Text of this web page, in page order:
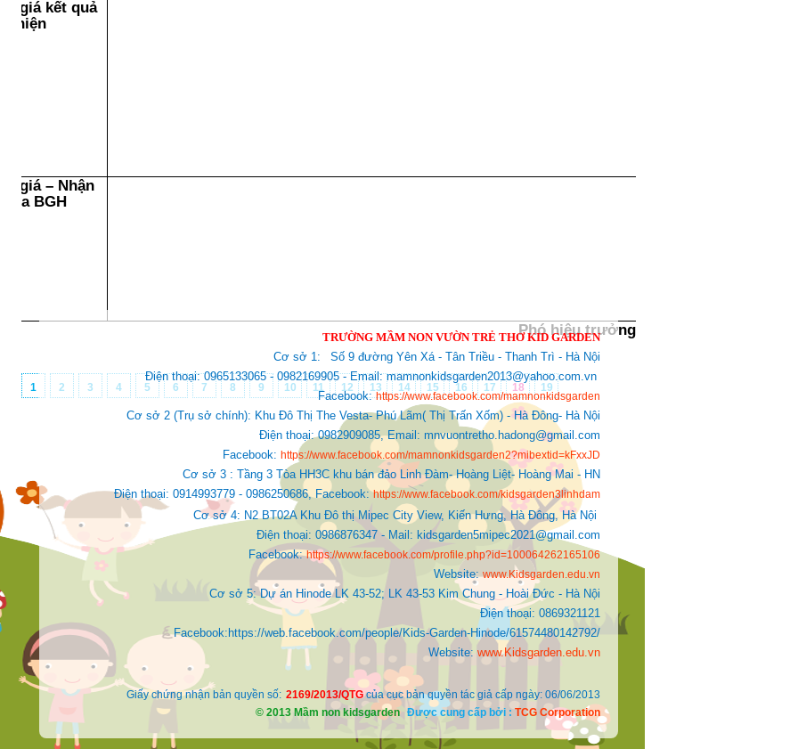
giá kết quả
hiện
giá – Nhận
của BGH
Phó hiệu trưởng
1 2 3 4 5 6 7 8 9 10 11 12 13 14 15 16 17 18 19
TRƯỜNG MẦM NON VƯỜN TRẺ THƠ KID GARDEN
Cơ sở 1:
Số 9 đường Yên Xá - Tân Triều - Thanh Trì - Hà Nội
Điện thoại: 0965133065 - 0982169905 - Email: mamnonkidsgarden2013@yahoo.com.vn
Facebook:https://www.facebook.com/mamnonkidsgarden
Cơ sở 2 (Trụ sở chính): Khu Đô Thị The Vesta- Phú Lãm( Thị Trấn Xốm) - Hà Đông- Hà Nội
Điện thoại: 0982909085,Email: mnvuontretho.hadong@gmail.com
Facebook: https://www.facebook.com/mamnonkidsgarden2?mibextid=kFxxJD
Cơ sở 3 : Tầng 3 Tòa HH3C khu bán đảo Linh Đàm- Hoàng Liệt- Hoàng Mai - HN
Điện thoại: 0914993779 - 0986250686, Facebook:https://www.facebook.com/kidsgarden3linhdam
Cơ sở 4: N2 BT02A Khu Đô thị Mipec City View, Kiến Hưng, Hà Đông, Hà Nội
Điện thoại: 0986876347 - Mail: kidsgarden5mipec2021@gmail.com
Facebook:https://www.facebook.com/profile.php?id=100064262165106
Website:www.Kidsgarden.edu.vn
Cơ sở 5: Dự án Hinode LK 43-52; LK 43-53 Kim Chung - Hoài Đức - Hà Nội
Điện thoại: 0869321121
Facebook:https://web.facebook.com/people/Kids-Garden-Hinode/61574480142792/
Website: www.Kidsgarden.edu.vn
Giấy chứng nhận bản quyền số: 2169/2013/QTGcủa cục bản quyền tác giả cấp ngày: 06/06/2013
© 2013 Mầm non kidsgarden Được cung cấp bởi : TCG Corporation